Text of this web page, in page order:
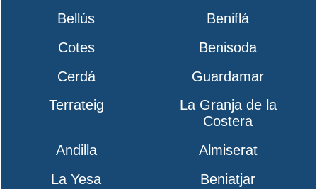
Bellús
Beniflá
Cotes
Benisoda
Cerdá
Guardamar
Terrateig
La Granja de la
Costera
Andilla
Almiserat
La Yesa
Beniatjar